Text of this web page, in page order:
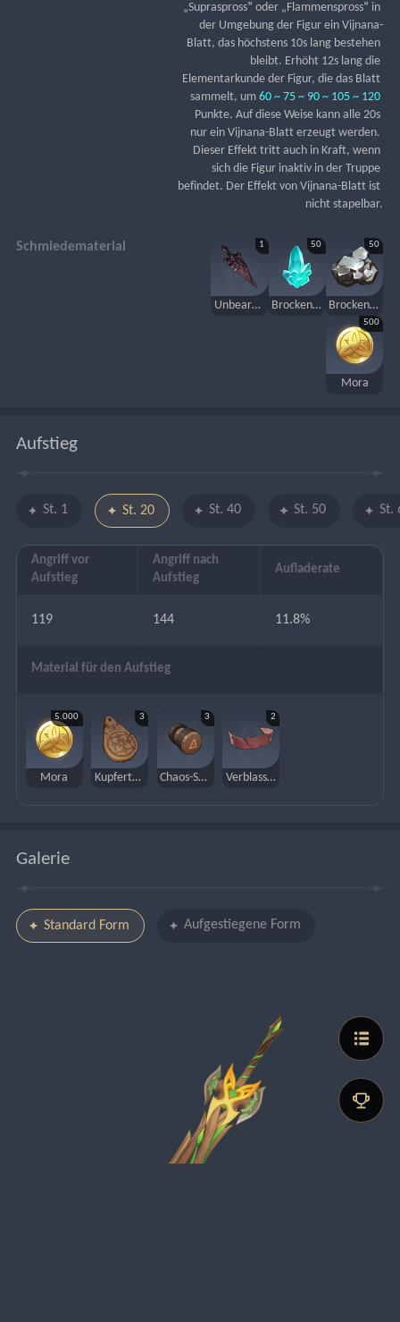
„Supraspross“ oder „Flammenspross“ in
der Umgebung der Figur ein Vijnana-
Blatt, das höchstens 10s lang bestehen
bleibt. Erhöht 12s lang die
Elementarkunde der Figur, die das Blatt
sammelt, um 60 ~ 75 ~ 90 ~ 105 ~ 120
Punkte. Auf diese Weise kann alle 20s
nur ein Vijnana-Blatt erzeugt werden.
Dieser Effekt tritt auch in Kraft, wenn
sich die Figur inaktiv in der Truppe
befindet. Der Effekt von Vijnana-Blatt ist
nicht stapelbar.
Schmiedematerial 1
Unbearbeiteter Zweihänder des Kernlands
50
Brocken Kristall
50
Brocken weißes Eisen
500
Mora
Aufstieg
St. 1 St. 20 St. 40 St. 50 St.
Angriff vor
Aufstieg
Angriff nach
Aufstieg
Aufladerate
119 144 11.8%
Material für den Aufstieg
5.000
Mora
3
Kupfertalisman des Waldtaus
3
Chaos-Speicher
2
Verblasste rote Seide
Galerie
Standard Form Aufgestiegene Form